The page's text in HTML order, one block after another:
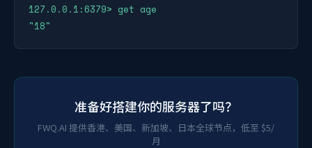
127.0.0.1:6379> get age
准备好搭建你的服务器了吗？
FWQ.AI 提供香港、美国、新加坡、日本全球节点，低至 $5/
月